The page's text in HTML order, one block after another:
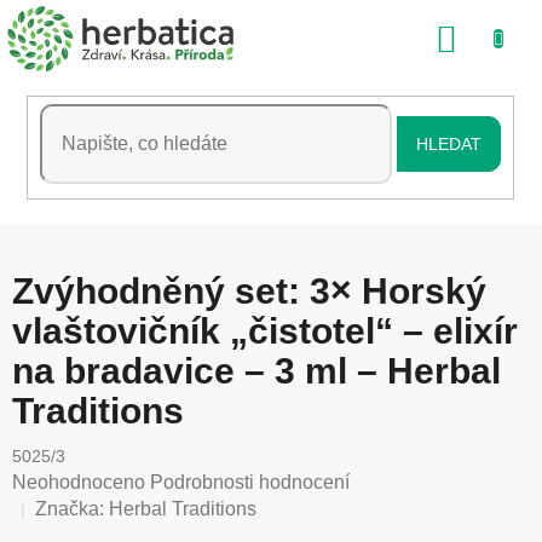
Přejít
na
obsah
HLEDAT
Zvýhodněný set: 3× Horský
vlaštovičník „čistotel“ – elixír
na bradavice – 3 ml – Herbal
Traditions
5025/3
Průměrné
hodnocení
Neohodnoceno Podrobnosti hodnocení
Značka: Herbal Traditions